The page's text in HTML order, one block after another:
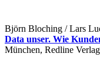
Björn Bloching / Lars
Data unser. Wie
München, Redline